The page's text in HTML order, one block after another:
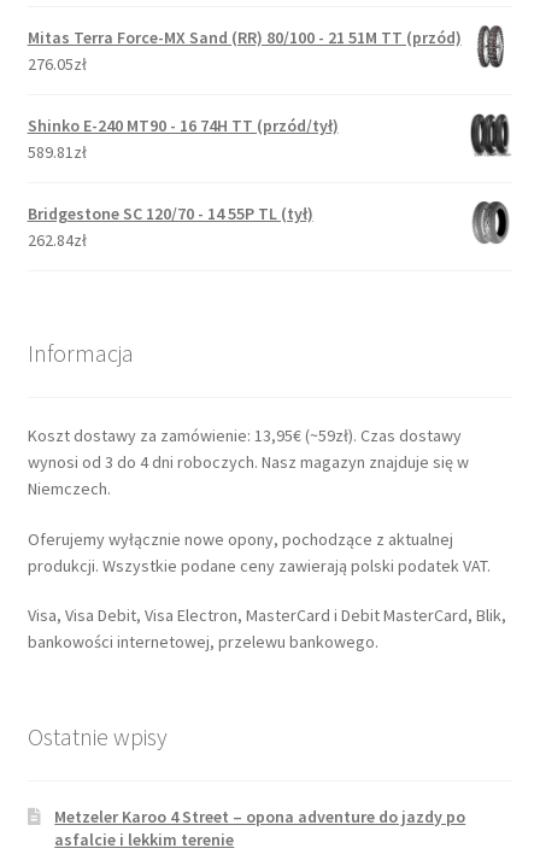
Mitas Terra Force-MX Sand (RR) 80/100 - 21 51M TT (przód)
276.05zł
Shinko E-240 MT90 - 16 74H TT (przód/tył)
589.81zł
Bridgestone SC 120/70 - 14 55P TL (tył)
262.84zł
Informacja
Koszt dostawy za zamówienie: 13,95€ (~59zł). Czas dostawy
wynosi od 3 do 4 dni roboczych. Nasz magazyn znajduje się w
Niemczech.
Oferujemy wyłącznie nowe opony, pochodzące z aktualnej
produkcji. Wszystkie podane ceny zawierają polski podatek VAT.
Visa, Visa Debit, Visa Electron, MasterCard i Debit MasterCard, Blik,
bankowości internetowej, przelewu bankowego.
Ostatnie wpisy
Metzeler Karoo 4 Street – opona adventure do jazdy po
asfalcie i lekkim terenie